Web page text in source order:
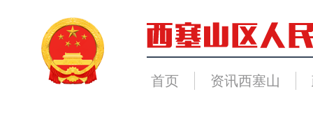
首页 资讯西塞山